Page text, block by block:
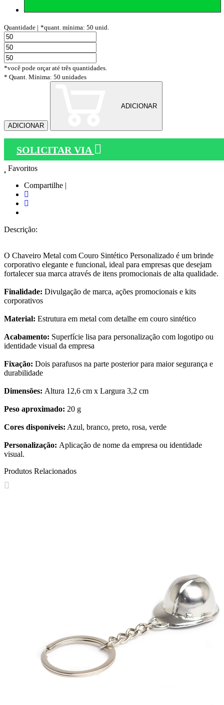
Quantidade | *quant. mínima: 50 unid.
*você pode orçar até três quantidades.
* Quant. Mínima: 50 unidades
ADICIONAR
ADICIONAR
SOLICITAR VIA
Favoritos
Compartilhe |
Descrição:
O Chaveiro Metal com Couro Sintético Personalizado é um brinde
corporativo elegante e funcional, ideal para empresas que desejam
fortalecer sua marca através de itens promocionais de alta qualidade.
Finalidade: Divulgação de marca, ações promocionais e kits
corporativos
Material: Estrutura em metal com detalhe em couro sintético
Acabamento: Superfície lisa para personalização com logotipo ou
identidade visual da empresa
Fixação: Dois parafusos na parte posterior para maior segurança e
durabilidade
Dimensões: Altura 12,6 cm x Largura 3,2 cm
Peso aproximado: 20 g
Cores disponíveis: Azul, branco, preto, rosa, verde
Personalização: Aplicação de nome da empresa ou identidade
visual.
Produtos Relacionados